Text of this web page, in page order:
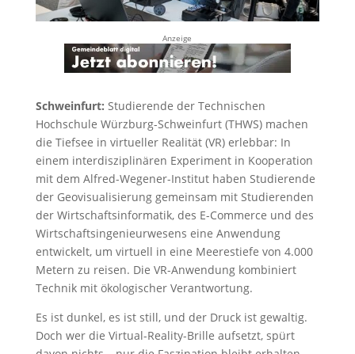
Anzeige
Schweinfurt: Studierende der Technischen
Hochschule Würzburg-Schweinfurt (THWS) machen
die Tiefsee in virtueller Realität (VR) erlebbar: In
einem interdisziplinären Experiment in Kooperation
mit dem Alfred-Wegener-Institut haben Studierende
der Geovisualisierung gemeinsam mit Studierenden
der Wirtschaftsinformatik, des E-Commerce und des
Wirtschaftsingenieurwesens eine Anwendung
entwickelt, um virtuell in eine Meerestiefe von 4.000
Metern zu reisen. Die VR-Anwendung kombiniert
Technik mit ökologischer Verantwortung.
Es ist dunkel, es ist still, und der Druck ist gewaltig.
Doch wer die Virtual-Reality-Brille aufsetzt, spürt